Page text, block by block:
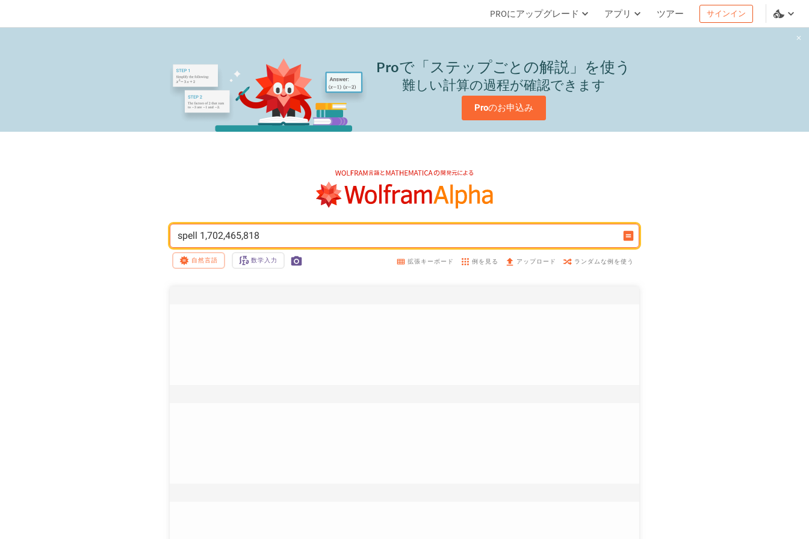
PROにアップグレード アプリ ツアー サインイン
Proで「ステップごとの解説」を使う
難しい計算の過程が確認できます
Proのお申込み
spell 1,702,465,818
自然言語 数学入力 拡張キーボード 例を見る アップロード ランダムな例を使う